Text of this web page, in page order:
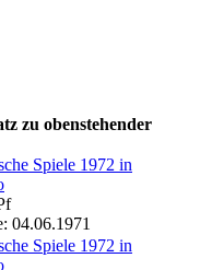
zu obenstehender
Spiele 1972 in
04.06.1971
Spiele 1972 in